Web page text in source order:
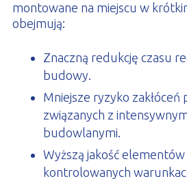
montowane na miejscu w
obejmują:
Znaczną redukcję czasu
budowy.
Mniejsze ryzyko zakłóceń
związanych z
budowlanymi.
Wyższą jakość
kontrolowanych